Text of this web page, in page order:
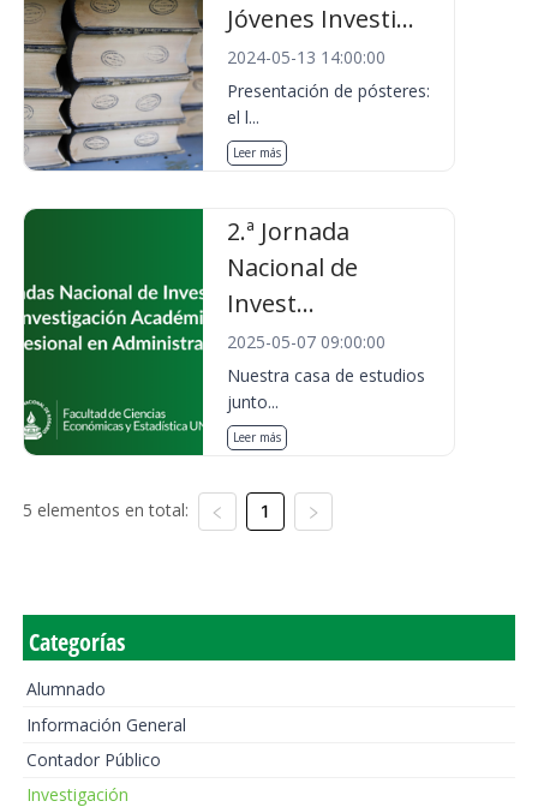
Jóvenes Investi...
2024-05-13 14:00:00
Presentación de pósteres:
el l...
Leer más
2.ª Jornada
Nacional de
Invest...
2025-05-07 09:00:00
Nuestra casa de estudios
junto...
Leer más
5 elementos en total: 1
Categorías
Alumnado
Información General
Contador Público
Investigación